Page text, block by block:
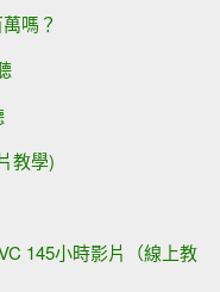
嗎？
教學)
145小時影片（線上教